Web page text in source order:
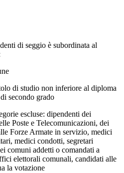
di seggio è subordinata al
di studio non inferiore al diploma
secondo grado
escluse: dipendenti dei
Poste e Telecomunicazioni, dei
Forze Armate in servizio, medici
medici condotti, segretari
comuni addetti o comandati a
elettorali comunali, candidati alle
la votazione